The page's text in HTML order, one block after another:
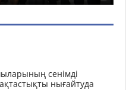
сенімді
нығайтуда